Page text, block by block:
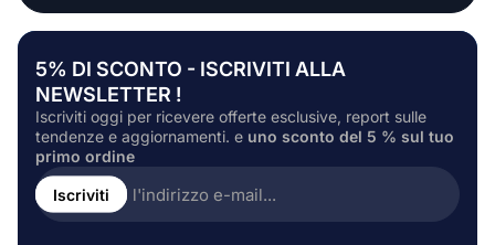
5% DI SCONTO - ISCRIVITI ALLA
NEWSLETTER !
Iscriviti oggi per ricevere offerte esclusive, report sulle
tendenze e aggiornamenti. e uno sconto del 5 % sul tuo
primo ordine
Inserire
l'indirizzo
e-
Iscriviti